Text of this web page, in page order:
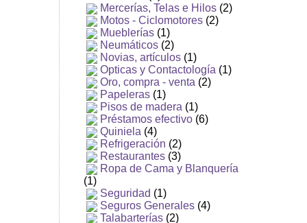
Mercerías, Telas e Hilos (2)
Motos - Ciclomotores (2)
Mueblerías (1)
Neumáticos (2)
Novias, artículos (1)
Opticas y Contactología (1)
Oro, compra - venta (2)
Papeleras (1)
Pisos de madera (1)
Préstamos efectivo (6)
Quiniela (4)
Refrigeración (2)
Restaurantes (3)
Ropa de Cama y Blanquería
(1)
Seguridad (1)
Seguros Generales (4)
Talabarterías (2)